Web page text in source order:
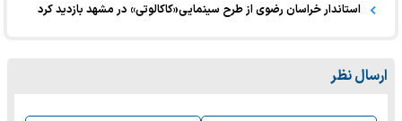
استاندار خراسان رضوی از طرح سینمایی«کاکالوتی» در مشهد بازدید کرد
ارسال نظر